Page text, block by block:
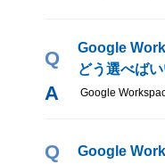
Q
Google
どう選べば
Google
Q Google